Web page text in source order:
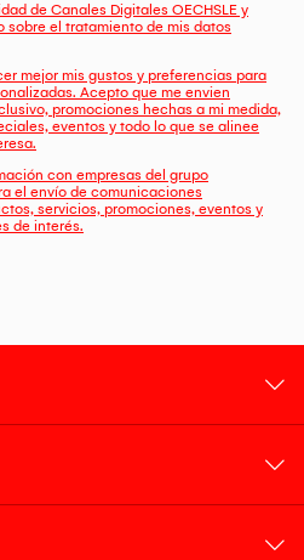
de Canales Digitales OECHSLE y
sobre el tratamiento de mis datos
mejor mis gustos y preferencias para
Acepto que me envien
promociones hechas a mi medida,
eventos y todo lo que se alinee
con empresas del grupo
el envío de comunicaciones
servicios, promociones, eventos y
de interés.